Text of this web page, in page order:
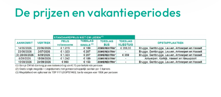
De prijzen en vakantieperiodes